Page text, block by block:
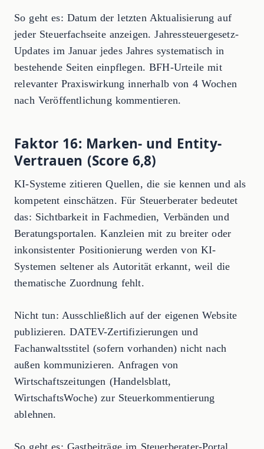
So geht es: Datum der letzten Aktualisierung auf
jeder Steuerfachseite anzeigen. Jahressteuergesetz-
Updates im Januar jedes Jahres systematisch in
bestehende Seiten einpflegen. BFH-Urteile mit
relevanter Praxiswirkung innerhalb von 4 Wochen
nach Veröffentlichung kommentieren.
Faktor 16: Marken- und Entity-
Vertrauen (Score 6,8)
KI-Systeme zitieren Quellen, die sie kennen und als
kompetent einschätzen. Für Steuerberater bedeutet
das: Sichtbarkeit in Fachmedien, Verbänden und
Beratungsportalen. Kanzleien mit zu breiter oder
inkonsistenter Positionierung werden von KI-
Systemen seltener als Autorität erkannt, weil die
thematische Zuordnung fehlt.
Nicht tun: Ausschließlich auf der eigenen Website
publizieren. DATEV-Zertifizierungen und
Fachanwaltsstitel (sofern vorhanden) nicht nach
außen kommunizieren. Anfragen von
Wirtschaftszeitungen (Handelsblatt,
WirtschaftsWoche) zur Steuerkommentierung
ablehnen.
So geht es: Gastbeiträge im Steuerberater-Portal